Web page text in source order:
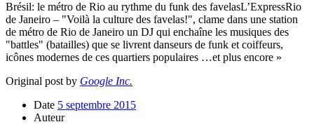
Brésil: le métro de Rio au rythme du funk des favelasL’ExpressRio
de Janeiro – "Voilà la culture des favelas!", clame dans une station
de métro de Rio de Janeiro un DJ qui enchaîne les musiques des
"battles" (batailles) que se livrent danseurs de funk et coiffeurs,
icônes modernes de ces quartiers populaires …et plus encore »
Original post by Google Inc.
Date 5 septembre 2015
Auteur